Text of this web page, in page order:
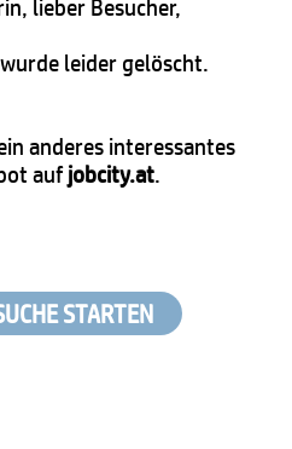
lieber Besucher,
leider gelöscht.
anderes interessantes
aufjobcity.at.
STARTEN